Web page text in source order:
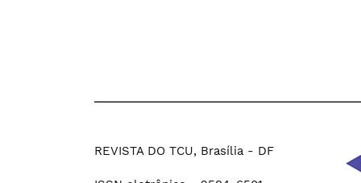
REVISTA DO TCU, Brasília - DF